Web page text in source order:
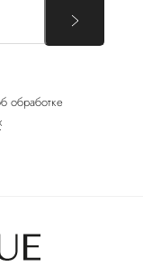
обработке